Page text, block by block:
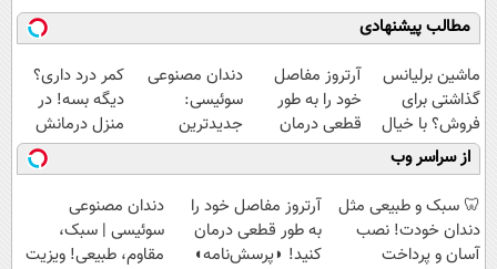
مطالب پیشنهادی
ماشین برلیانس
گذاشتی برای
فروش؟ با خیال
راحت بفروش
آرتروز مفاصل
خود را به طور
قطعی درمان
کنید!
◗پرسش‌نامه◖
دندان مصنوعی
سوئیسی:
جدیدترین
فناوری اروپا،
سبک و مقاوم |
پرداخت قسطی
کمر درد داری؟
دیگه بسه! در
منزل درمانش
کن
(◀پرسش‌نامه)
از سراسر وب
🦷 سبک و طبیعی مثل
دندان خودت! نصب
آسان و پرداخت
آرتروز مفاصل خود را
به طور قطعی درمان
کنید! ◗پرسش‌نامه◖
دندان مصنوعی
سوئیسی | سبک،
مقاوم، طبیعی! ویزیت